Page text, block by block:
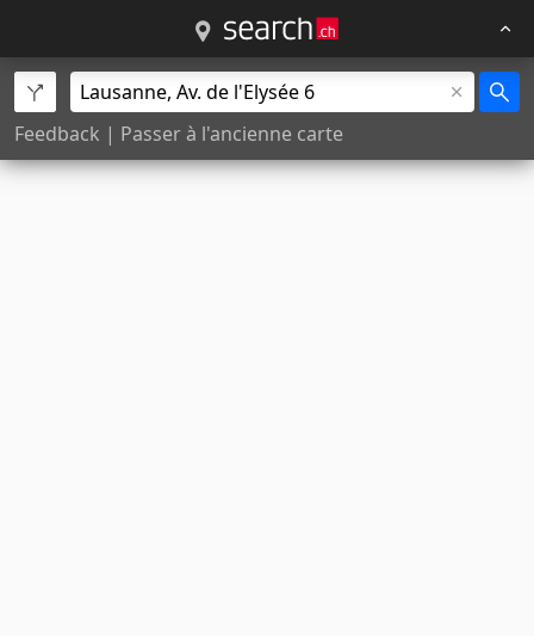
Feedback | Passer à l'ancienne carte